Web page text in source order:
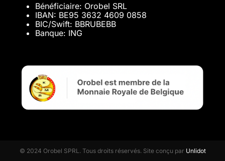
Bénéficiaire: Orobel SRL
IBAN: BE95 3632 4609 0858
BIC/Swift: BBRUBEBB
Banque: ING
© 2024 Orobel SPRL. Tous droits réservés. Site conçu par Unlidot